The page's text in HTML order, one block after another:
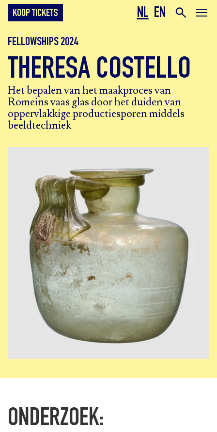
NL EN
KOOP TICKETS
FELLOWSHIPS 2024
THERESA COSTELLO
Het bepalen van het maakproces van
Romeins vaas glas door het duiden van
oppervlakkige productiesporen middels
beeldtechniek
ONDERZOEK: